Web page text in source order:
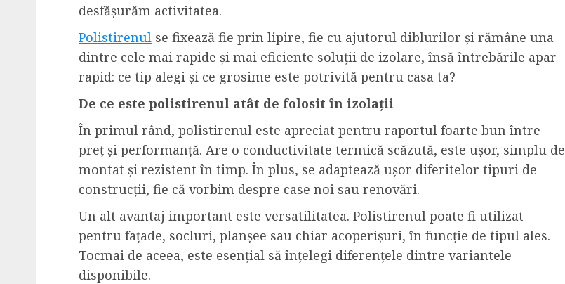
desfășurăm activitatea.
Polistirenul se fixează fie prin lipire, fie cu ajutorul diblurilor și rămâne una
dintre cele mai rapide și mai eficiente soluții de izolare, însă întrebările apar
rapid: ce tip alegi și ce grosime este potrivită pentru casa ta?
De ce este polistirenul atât de folosit în izolații
În primul rând, polistirenul este apreciat pentru raportul foarte bun între
preț și performanță. Are o conductivitate termică scăzută, este ușor, simplu de
montat și rezistent în timp. În plus, se adaptează ușor diferitelor tipuri de
construcții, fie că vorbim despre case noi sau renovări.
Un alt avantaj important este versatilitatea. Polistirenul poate fi utilizat
pentru fațade, socluri, planșee sau chiar acoperișuri, în funcție de tipul ales.
Tocmai de aceea, este esențial să înțelegi diferențele dintre variantele
disponibile.